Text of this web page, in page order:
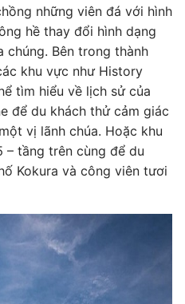
những viên đá với hình
hề thay đổi hình dạng
chúng. Bên trong thành
khu vực như History
tìm hiểu về lịch sử của
để du khách thử cảm giác
vị lãnh chúa. Hoặc khu
– tầng trên cùng để du
Kokura và công viên tươi